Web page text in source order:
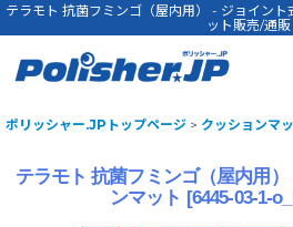
テラモト 抗菌フミンゴ（屋内用） - ジョイン
ット販売/通販
ポリッシャー.JPトップページ > クッションマ
テラモト 抗菌フミンゴ（屋内用
ンマット [6445-03-1-